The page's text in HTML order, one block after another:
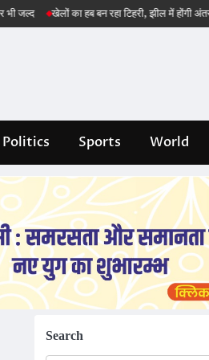
खेलों का हब बन रहा टिहरी, झील में होंगी अंतरराष्ट्रीय
Politics Sports World
Search